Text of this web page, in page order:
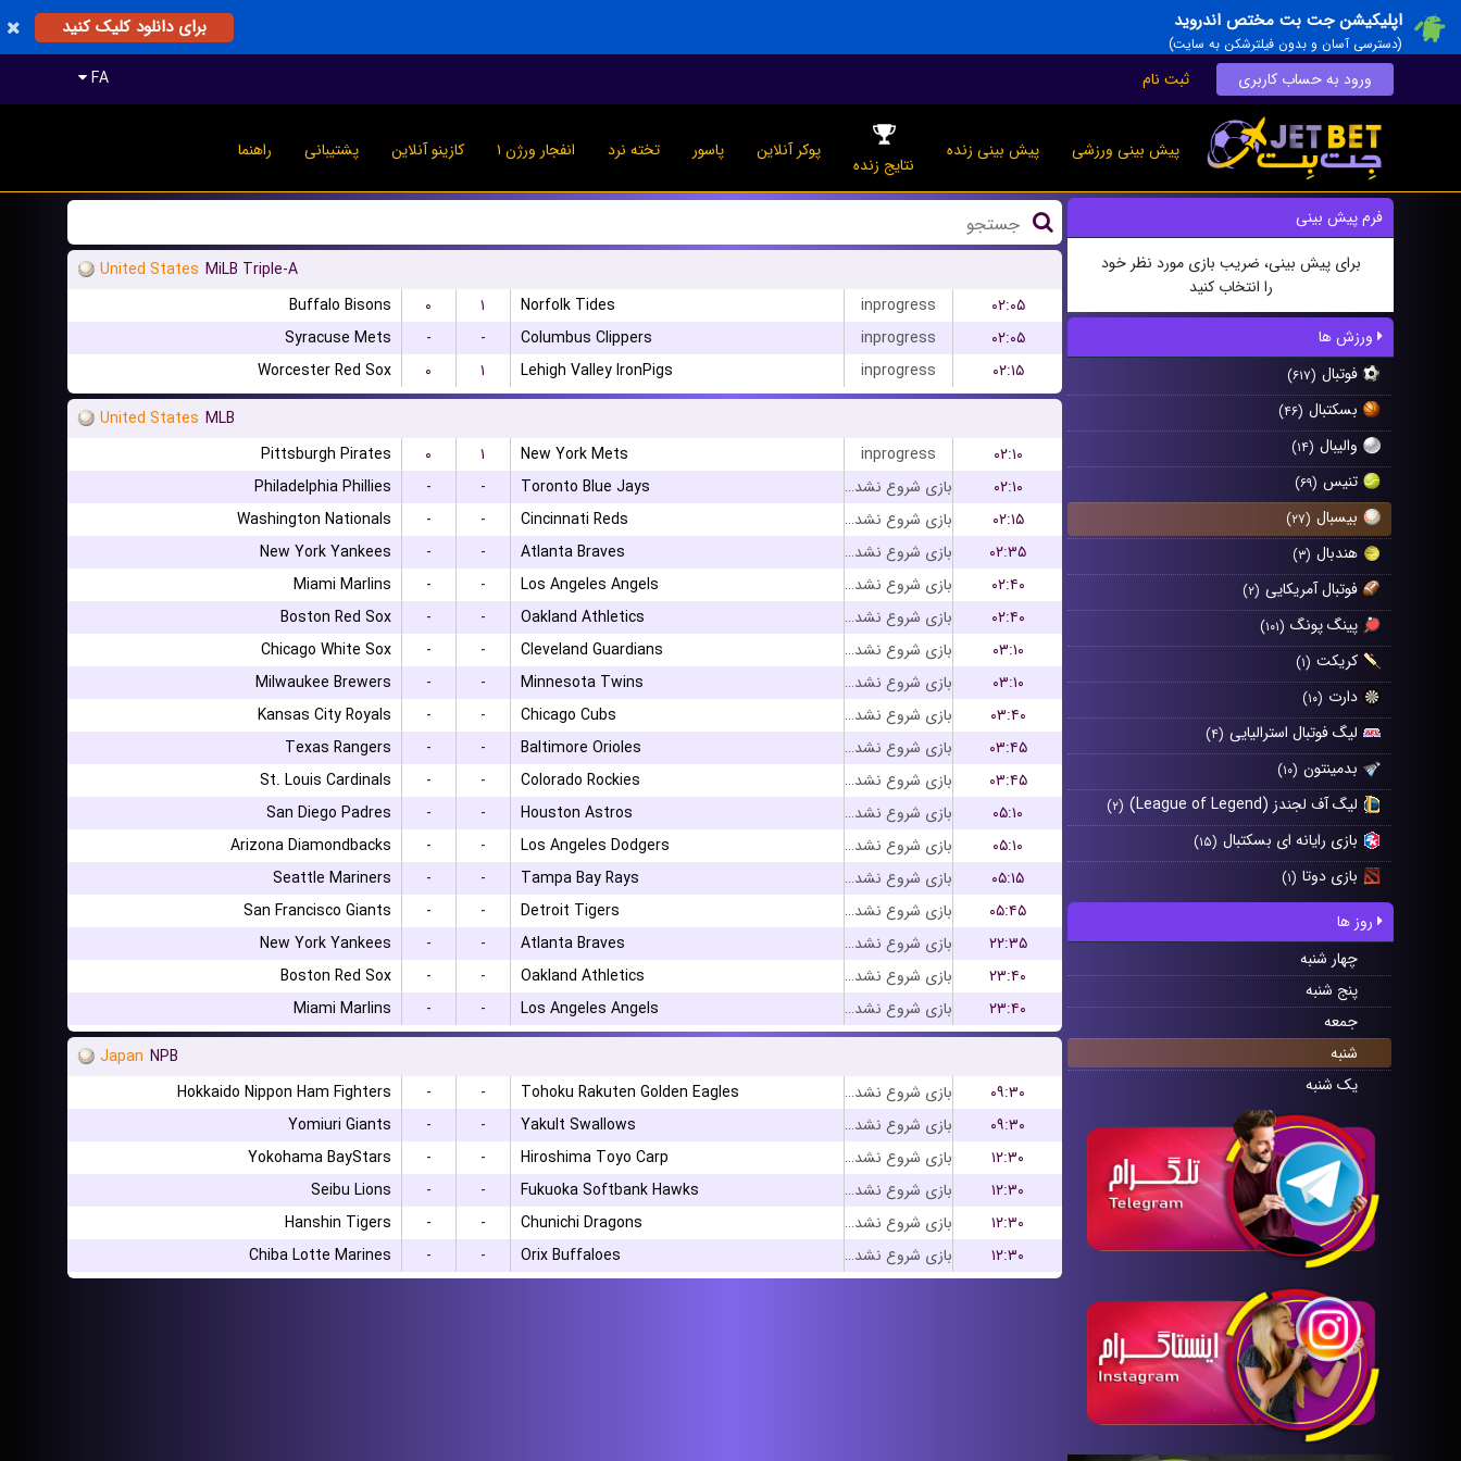
اپلیکیشن جت بت مختص اندروید
(دسترسی آسان و بدون فیلترشکن به سایت)
برای دانلود کلیک کنید
FA ورود به حساب کاربری ثبت نام
پیش بینی ورزشی پیش بینی زنده
نتایج زنده
پوکر آنلاین پاسور تخته نرد انفجار ورژن ۱ کازینو آنلاین پشتیبانی راهنما
فرم پیش بینی
برای پیش بینی، ضریب بازی مورد نظر خود
را انتخاب کنید
ورزش ها
فوتبال (۶۱۷)
بسکتبال (۴۶)
والیبال (۱۴)
تنیس (۶۹)
بیسبال (۲۷)
هندبال (۳)
فوتبال آمریکایی (۲)
پینگ پونگ (۱۰۱)
کریکت (۱)
دارت (۱۰)
لیگ فوتبال استرالیایی (۴)
بدمینتون (۱۰)
لیگ آف لجندز (League of Legend) (۲)
بازی رایانه ای بسکتبال (۱۵)
بازی دوتا (۱)
روز ها
چهار شنبه
پنج شنبه
جمعه
شنبه
یک شنبه
United States MiLB Triple-A
Buffalo Bisons
۰ ۱ Norfolk Tides inprogress
۰۲:۰۵
Syracuse Mets
- - Columbus Clippers inprogress
۰۲:۰۵
Worcester Red Sox
۰ ۱ Lehigh Valley IronPigs inprogress
۰۲:۱۵
United States MLB
Pittsburgh Pirates
۰ ۱ New York Mets inprogress
۰۲:۱۰
Philadelphia Phillies
- - Toronto Blue Jays بازی شروع نشده است
۰۲:۱۰
Washington Nationals
- - Cincinnati Reds بازی شروع نشده است
۰۲:۱۵
New York Yankees
- - Atlanta Braves بازی شروع نشده است
۰۲:۳۵
Miami Marlins
- - Los Angeles Angels بازی شروع نشده است
۰۲:۴۰
Boston Red Sox
- - Oakland Athletics بازی شروع نشده است
۰۲:۴۰
Chicago White Sox
- - Cleveland Guardians بازی شروع نشده است
۰۳:۱۰
Milwaukee Brewers
- - Minnesota Twins بازی شروع نشده است
۰۳:۱۰
Kansas City Royals
- - Chicago Cubs بازی شروع نشده است
۰۳:۴۰
Texas Rangers
- - Baltimore Orioles بازی شروع نشده است
۰۳:۴۵
St. Louis Cardinals
- - Colorado Rockies بازی شروع نشده است
۰۳:۴۵
San Diego Padres
- - Houston Astros بازی شروع نشده است
۰۵:۱۰
Arizona Diamondbacks
- - Los Angeles Dodgers بازی شروع نشده است
۰۵:۱۰
Seattle Mariners
- - Tampa Bay Rays بازی شروع نشده است
۰۵:۱۵
San Francisco Giants
- - Detroit Tigers بازی شروع نشده است
۰۵:۴۵
New York Yankees
- - Atlanta Braves بازی شروع نشده است
۲۲:۳۵
Boston Red Sox
- - Oakland Athletics بازی شروع نشده است
۲۳:۴۰
Miami Marlins
- - Los Angeles Angels بازی شروع نشده است
۲۳:۴۰
Japan NPB
Hokkaido Nippon Ham Fighters
- - Tohoku Rakuten Golden Eagles بازی شروع نشده است
۰۹:۳۰
Yomiuri Giants
- - Yakult Swallows بازی شروع نشده است
۰۹:۳۰
Yokohama BayStars
- - Hiroshima Toyo Carp بازی شروع نشده است
۱۲:۳۰
Seibu Lions
- - Fukuoka Softbank Hawks بازی شروع نشده است
۱۲:۳۰
Hanshin Tigers
- - Chunichi Dragons بازی شروع نشده است
۱۲:۳۰
Chiba Lotte Marines
- - Orix Buffaloes بازی شروع نشده است ۱۲:۳۰